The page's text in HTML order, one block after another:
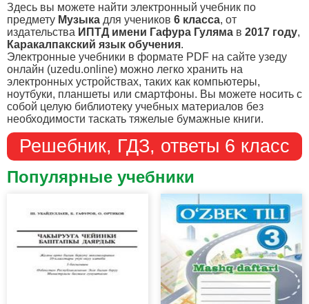
Здесь вы можете найти электронный учебник по
предмету Музыка для учеников 6 класса, от
издательства ИПТД имени Гафура Гуляма в 2017 году,
Каракалпакский язык обучения.
Электронные учебники в формате PDF на сайте узеду
онлайн (uzedu.online) можно легко хранить на
электронных устройствах, таких как компьютеры,
ноутбуки, планшеты или смартфоны. Вы можете носить с
собой целую библиотеку учебных материалов без
необходимости таскать тяжелые бумажные книги.
Решебник, ГДЗ, ответы 6 класс
Популярные учебники